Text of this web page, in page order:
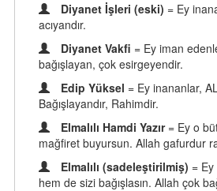
Diyanet İşleri (eski) = Ey
acıyandır.
Diyanet Vakfi = Ey iman
bağışlayan, çok esirgeyendir.
Edip Yüksel = Ey inananlar,
Bağışlayandır, Rahimdir.
Elmalılı Hamdi Yazır = Ey o
mağfiret buyursun. Allah gafurdur
Elmalılı (sadeleştirilmiş) =
hem de sizi bağışlasın. Allah çok